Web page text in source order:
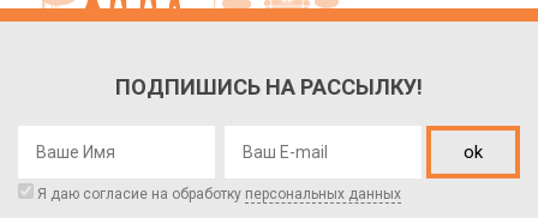
ПОДПИШИСЬ НА РАССЫЛКУ!
ok
Я даю согласие на обработку персональных данных